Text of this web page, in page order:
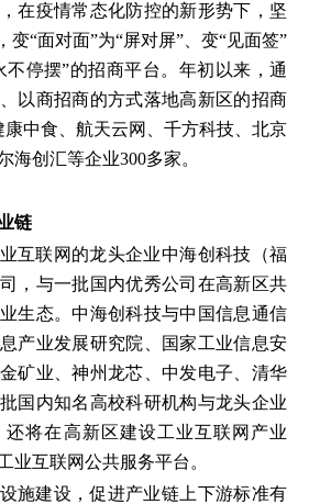
在疫情常态化防控的新形势下，坚
变“面对面”为“屏对屏”、变“见面签”
不停摆”的招商平台。年初以来，通
以商招商的方式落地高新区的招商
康中食、航天云网、千方科技、北京
海创汇等企业300多家。
链
互联网的龙头企业中海创科技（福
，与一批国内优秀公司在高新区共
生态。中海创科技与中国信息通信
产业发展研究院、国家工业信息安
矿业、神州龙芯、中发电子、清华
国内知名高校科研机构与龙头企业
还将在高新区建设工业互联网产业
业互联网公共服务平台。
施建设，促进产业链上下游标准有